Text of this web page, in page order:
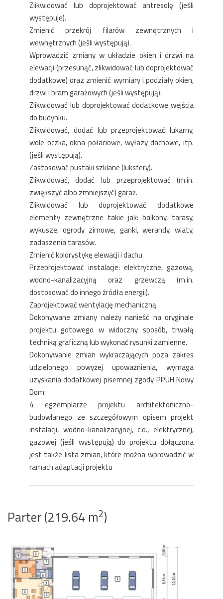
Zlikwidować lub doprojektować antresolę (jeśli
występuje).
Zmienić przekrój filarów zewnętrznych i
wewnętrznych (jeśli występują).
Wprowadzić zmiany w układzie okien i drzwi na
elewacji (przesunąć, zlikwidować lub doprojektować
dodatkowe) oraz zmienić wymiary i podziały okien,
drzwi i bram garażowych (jeśli występują).
Zlikwidować lub doprojektować dodatkowe wejścia
do budynku.
Zlikwidować, dodać lub przeprojektować lukarny,
wole oczka, okna połaciowe, wyłazy dachowe, itp.
(jeśli występują).
Zastosować pustaki szklane (luksfery).
Zlikwidować, dodać lub przeprojektować (m.in.
zwiększyć albo zmniejszyć) garaż.
Zlikwidować lub doprojektować dodatkowe
elementy zewnętrzne takie jak: balkony, tarasy,
wykusze, ogrody zimowe, ganki, werandy, wiaty,
zadaszenia tarasów.
Zmienić kolorystykę elewacji i dachu.
Przeprojektować instalacje: elektryczne, gazową,
wodno-kanalizacyjną oraz grzewczą (m.in.
dostosować do innego źródła energii).
Zaprojektować wentylację mechaniczną.
Dokonywane zmiany należy nanieść na oryginale
projektu gotowego w widoczny sposób, trwałą
techniką graficzną lub wykonać rysunki zamienne.
Dokonywanie zmian wykraczających poza zakres
udzielonego powyżej upoważnienia, wymaga
uzyskania dodatkowej pisemnej zgody PPUH Nowy
Dom
4 egzemplarze projektu architektoniczno-
budowlanego ze szczegółowym opisem projekt
instalacji, wodno-kanalizacyjnej, c.o., elektrycznej,
gazowej (jeśli występują) do projektu dołączona
jest także lista zmian, które można wprowadzić w
ramach adaptacji projektu
Parter (219.64 m2)